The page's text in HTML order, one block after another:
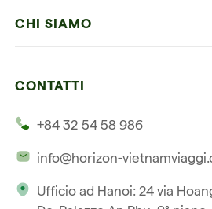
Vietnam e Cambogia
CHI SIAMO
La nostra licenza internazionale
CONTATTI
+84 32 54 58 986
info@horizon-
Ufficio ad Hanoi: 24 via